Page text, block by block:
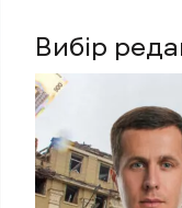
Вибір